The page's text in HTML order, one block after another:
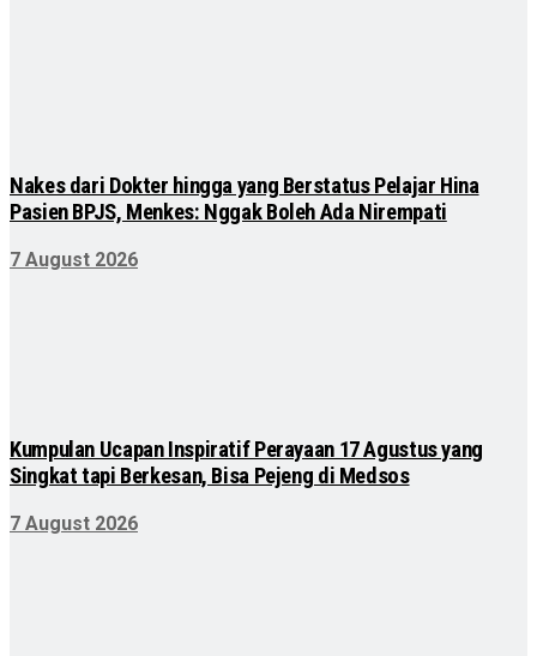
Nakes dari Dokter hingga yang Berstatus Pelajar Hina
Pasien BPJS, Menkes: Nggak Boleh Ada Nirempati
7 August 2026
Kumpulan Ucapan Inspiratif Perayaan 17 Agustus yang
Singkat tapi Berkesan, Bisa Pejeng di Medsos
7 August 2026